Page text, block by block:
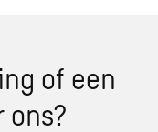
of een
ons?